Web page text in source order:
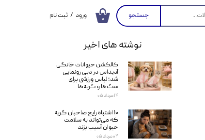
۰ جستجو ورود / ثبت نام
سفارشات
خروج از حساب
نوشته های اخیر
کالکشن حیوانات خانگی
آدیداس در دبی رونمایی
شد؛ لباس ورزشی برای
سگ‌ها و گربه‌ها
۱۴ مرداد ۰۵
۱۰ اشتباه رایج صاحبان گربه
که می‌تواند به سلامت
حیوان آسیب بزند
۰۴ مرداد ۰۵